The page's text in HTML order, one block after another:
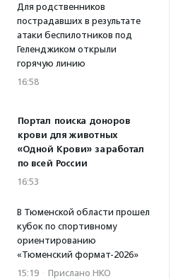
Для родственников
пострадавших в результате
атаки беспилотников под
Геленджиком открыли
горячую линию
16:58
Портал поиска доноров
крови для животных
«Одной Крови» заработал
по всей России
16:53
В Тюменской области прошел
кубок по спортивному
ориентированию
«Тюменский формат-2026»
15:19 · Прислано НКО